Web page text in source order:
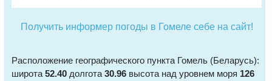
Получить информер погоды в Гомеле себе на сайт!
Расположение географического пункта Гомель (Беларусь):
широта 52.40 долгота 30.96 высота над уровнем моря 126